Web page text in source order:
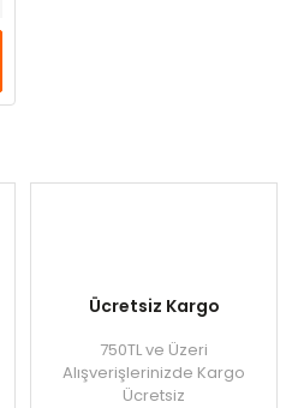
Ücretsiz Kargo
750TL ve Üzeri
Alışverişlerinizde Kargo
Ücretsiz